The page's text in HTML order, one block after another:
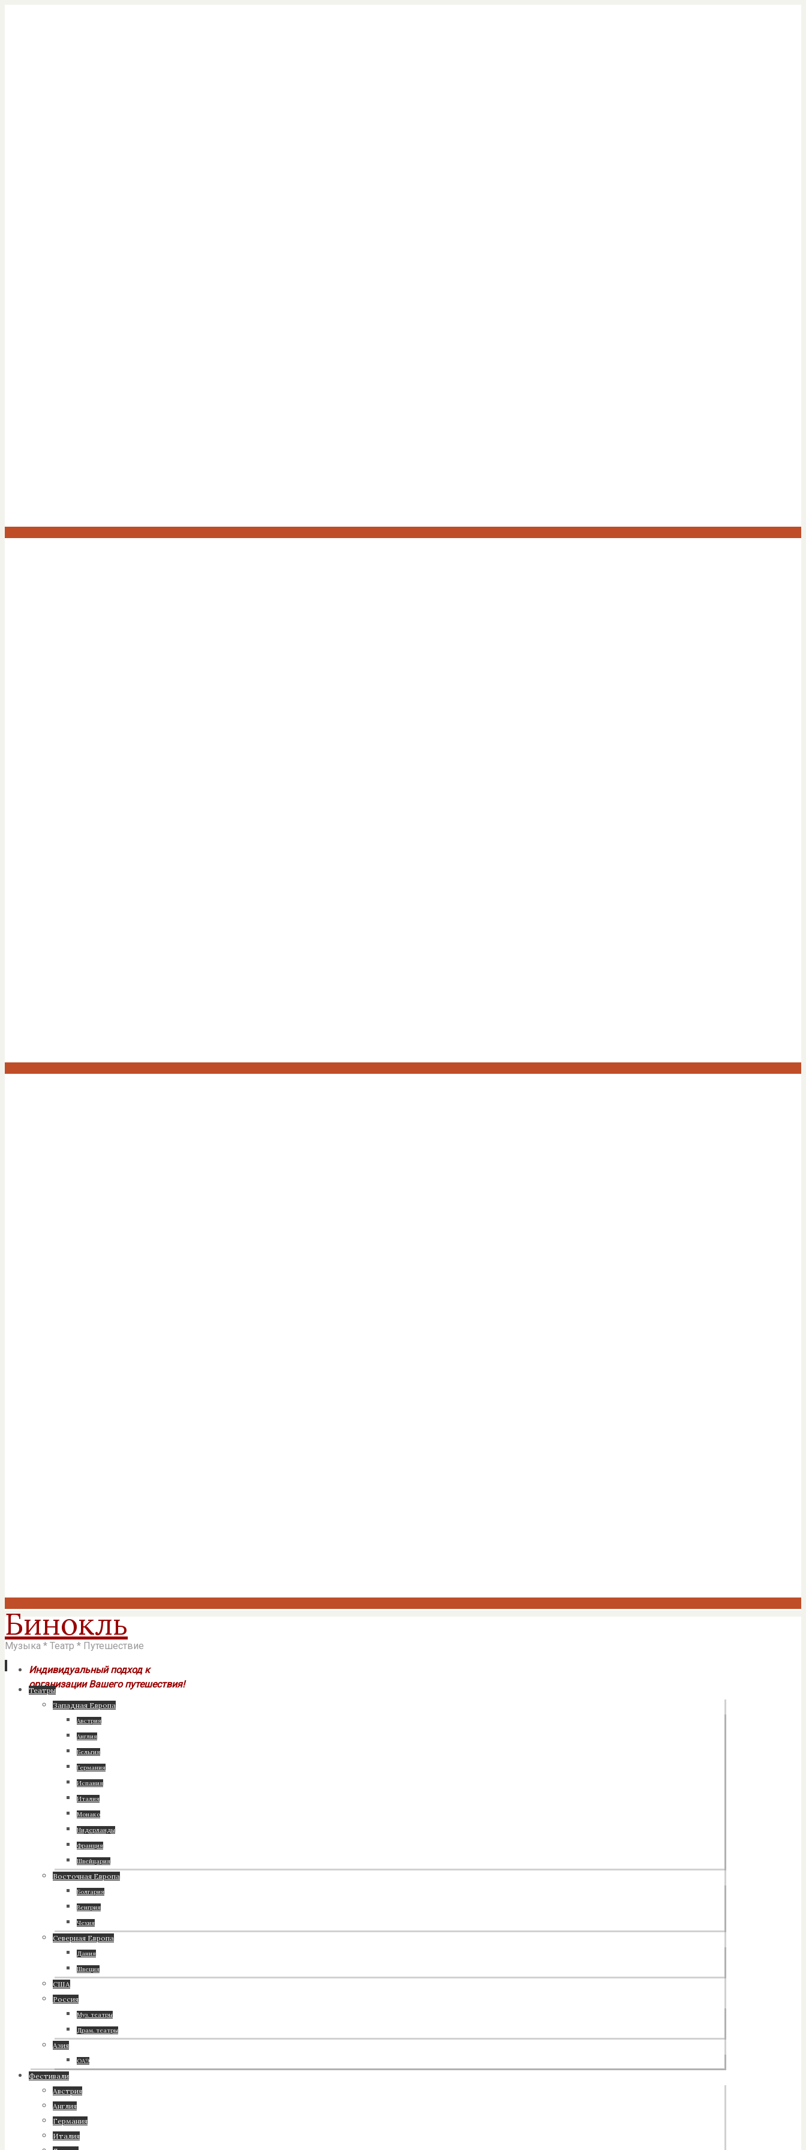
Бинокль
Музыка * Театр * Путешествие
Индивидуальный подход к
организации Вашего путешествия!
Перейти
содержимому
Театры
Западная Европа
Австрия
Англия
Бельгия
Германия
Испания
Италия
Монако
Нидерланды
Франция
Швейцария
Восточная Европа
Болгария
Венгрия
Чехия
Северная Европа
Дания
Швеция
США
Россия
Муз. театры
Драм. театры
Азия
ОАЭ
Фестивали
Австрия
Англия
Германия
Италия